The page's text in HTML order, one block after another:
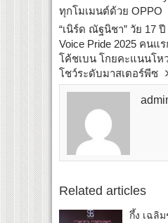
ทุกโมเมนต์ด้วย OPPO
“เนิร์ด ณัฐนิชา” วัย 17
Voice Pride 2025 คนแ
โค้ชเบน โกยคะแนนโ
โชว์ระดับมาสเตอร์พีซ
Related articles
กึ้ง เฉลิม